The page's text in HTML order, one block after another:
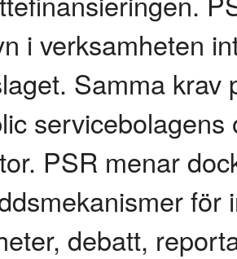
i verksamheten
Samma krav
PSR menar
för
debatt,